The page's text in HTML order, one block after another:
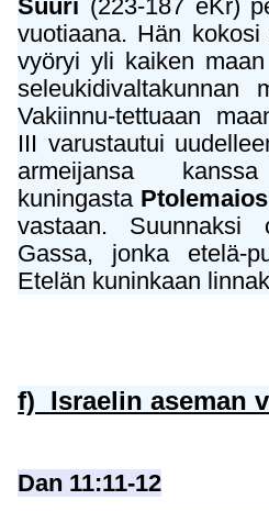
Suuri (223-187 eKr)
vuotiaana. Hän kokosi
vyöryi yli kaiken
seleukidivaltakunnan
Vakiinnu-tettuaan
III varustautui
armeijansa
kuningasta
vastaan. Suunnaksi
Gassa, jonka etelä-
Etelän kuninkaan
f) Israelin aseman
Dan 11:11-12